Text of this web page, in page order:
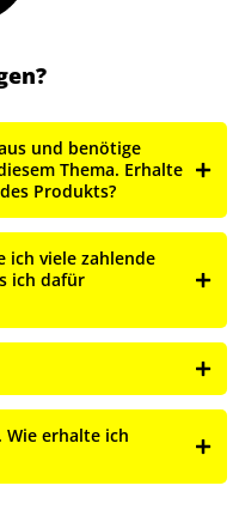
und benötige
Thema. Erhalte
Produkts?
ich viele zahlende
ich dafür
erhalte ich